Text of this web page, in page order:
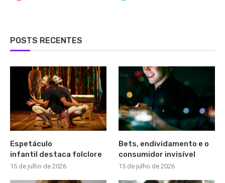
POSTS RECENTES
Espetáculo
infantil destaca folclore
15 de julho de 2026
Bets, endividamento e o
consumidor invisível
15 de julho de 2026